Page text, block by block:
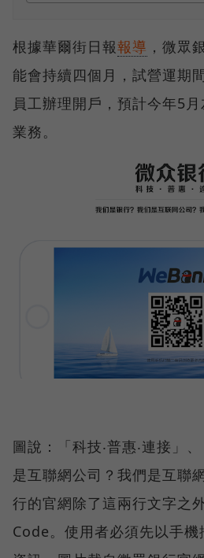
根據華爾街日報報導 ，微眾
能會持續四個月，試營運期
員工辦理開戶，預計今年5
業務。
圖說：「科技‧普惠‧連接」
是互聯網公司？我們是互聯
行的官網除了這兩行文字之
Code。使用者必須先以手